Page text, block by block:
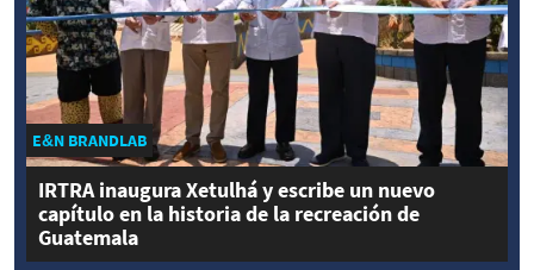
E&N BRANDLAB
IRTRA inaugura Xetulhá y escribe un nuevo
capítulo en la historia de la recreación de
Guatemala